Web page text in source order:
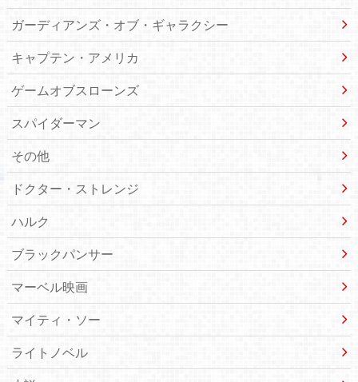
ガーディアンズ・オブ・ギャラクシー
キャプテン・アメリカ
ゲームオブスローンズ
スパイダーマン
その他
ドクター・ストレンジ
ハルク
ブラックパンサー
マーベル映画
マイティ・ソー
ライトノベル